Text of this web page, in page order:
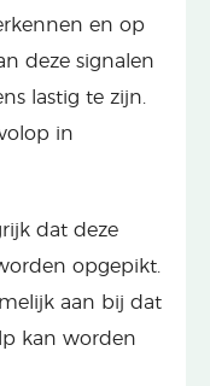
en op
deze signalen
lastig te zijn.
in
dat deze
opgepikt.
aan bij dat
kan worden